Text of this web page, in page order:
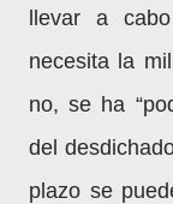
llevar a
necesita la
no, se ha
del
plazo se